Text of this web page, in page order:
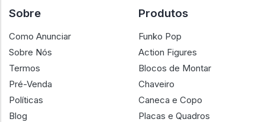
Sobre
Como Anunciar
Sobre Nós
Termos
Pré-Venda
Políticas
Blog
Produtos
Funko Pop
Action Figures
Blocos de Montar
Chaveiro
Caneca e Copo
Placas e Quadros